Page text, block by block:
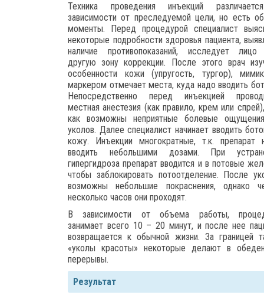
Техника проведения инъекций
зависимости от преследуемой цели, но есть
моменты. Перед процедурой специалист
некоторые подробности здоровья пациента,
наличие противопоказаний, исследует
другую зону коррекции. После этого врач
особенности кожи (упругость, тургор),
маркером отмечает места, куда надо вводить
Непосредственно перед инъекцией
местная анестезия (как правило, крем или
как возможны неприятные болевые
уколов. Далее специалист начинает вводить
кожу. Инъекции многократные, т.к. препарат
вводить небольшими дозами. При
гипергидроза препарат вводится и в потовые
чтобы заблокировать потоотделение. После
возможны небольшие покраснения, однако
несколько часов они проходят.
В зависимости от объема работы,
занимает всего 10 – 20 минут, и после нее
возвращается к обычной жизни. За границей
«уколы красоты» некоторые делают в
перерывы.
Результат